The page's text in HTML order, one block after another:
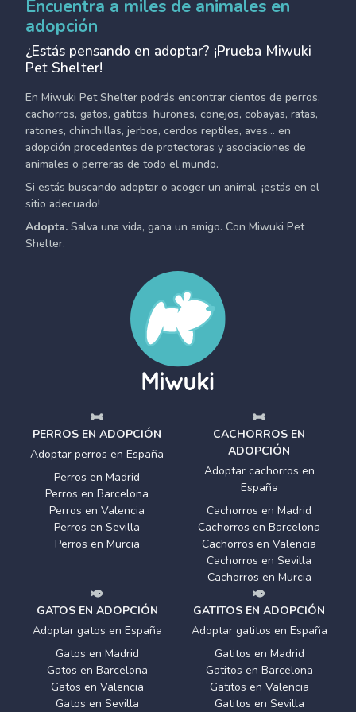
Encuentra a miles de animales en
adopción
¿Estás pensando en adoptar? ¡Prueba Miwuki
Pet Shelter!
En Miwuki Pet Shelter podrás encontrar cientos de perros,
cachorros, gatos, gatitos, hurones, conejos, cobayas, ratas,
ratones, chinchillas, jerbos, cerdos reptiles, aves... en
adopción procedentes de protectoras y asociaciones de
animales o perreras de todo el mundo.
Si estás buscando adoptar o acoger un animal, ¡estás en el
sitio adecuado!
Adopta. Salva una vida, gana un amigo. Con Miwuki Pet
Shelter.
PERROS EN ADOPCIÓN
Adoptar perros en España
Perros en Madrid
Perros en Barcelona
Perros en Valencia
Perros en Sevilla
Perros en Murcia
CACHORROS EN
ADOPCIÓN
Adoptar cachorros en
España
Cachorros en Madrid
Cachorros en Barcelona
Cachorros en Valencia
Cachorros en Sevilla
Cachorros en Murcia
GATOS EN ADOPCIÓN
Adoptar gatos en España
Gatos en Madrid
Gatos en Barcelona
Gatos en Valencia
Gatos en Sevilla
GATITOS EN ADOPCIÓN
Adoptar gatitos en España
Gatitos en Madrid
Gatitos en Barcelona
Gatitos en Valencia
Gatitos en Sevilla